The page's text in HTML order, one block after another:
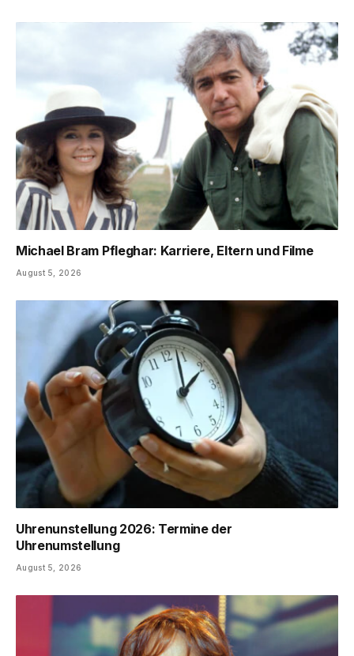
Michael Bram Pfleghar: Karriere, Eltern und Filme
August 5, 2026
Uhrenunstellung 2026: Termine der
Uhrenumstellung
August 5, 2026